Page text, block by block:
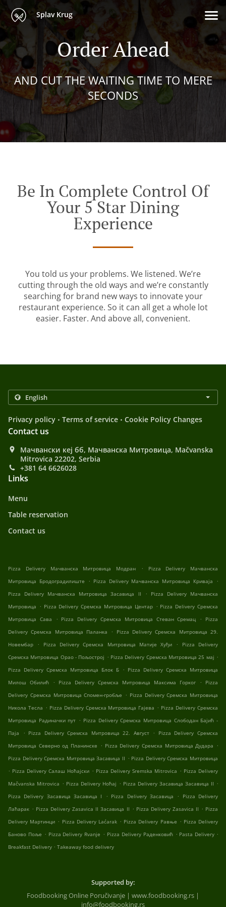
Splav Krug
Order Ahead
AND CUT THE WAITING TIME TO MERE
SECONDS
Be In Complete Control Of
Your 5 Star Dining
Experience
You told us your problems. We listened. We’re
cutting through the old ways and we’re constantly
searching for brand new ways to innovate your
restaurant experience. So it can all get a whole lot
easier. Faster. And above all, convenient.
Privacy policy . Terms of service . Cookie Policy Changes
Contact us
Мачвански кеј бб, Мачванска Митровица, Mačvanska
Mitrovica 22202, Serbia
+381 64 6626028
Links
Menu
Table reservation
Contact us
Pizza Delivery Мачванска Митровица Модран .
Pizza Delivery Мачванска
Митровица Бродоградилиште
. Pizza Delivery Мачванска Митровица Криваја
.
Pizza Delivery Мачванска Митровица Засавица II
.
Pizza Delivery Мачванска
Митровица . Pizza Delivery Сремска Митровица Центар . Pizza Delivery Сремска
Митровица Сава
. Pizza Delivery Сремска Митровица Стеван Сремац .
Pizza
Delivery Сремска Митровица Паланка
.
Pizza Delivery Сремска Митровица 29.
Новембар
. Pizza Delivery Сремска Митровица Матије Хуђи .
Pizza Delivery
Сремска Митровица Орао - Пољострој . Pizza Delivery Сремска Митровица 25 мај .
Pizza Delivery Сремска Митровица Блок Б . Pizza Delivery Сремска Митровица
Милош Обилић
. Pizza Delivery Сремска Митровица Максима Горког .
Pizza
Delivery Сремска Митровица Спомен-гробље . Pizza Delivery Сремска Митровица
Никола Тесла . Pizza Delivery Сремска Митровица Гајева . Pizza Delivery Сремска
Митровица Радиначки пут . Pizza Delivery Сремска Митровица Слободан Бајић -
Паја
. Pizza Delivery Сремска Митровица 22. Август .
Pizza Delivery Сремска
Митровица Северно од Планинске . Pizza Delivery Сремска Митровица Дудара .
Pizza Delivery Сремска Митровица Засавица II . Pizza Delivery Сремска Митровица
. Pizza Delivery Салаш Ноћајски . Pizza Delivery Sremska Mitrovica . Pizza Delivery
Mačvanska Mitrovica . Pizza Delivery Ноћај . Pizza Delivery Засавица Засавица II .
Pizza Delivery Засавица Засавица I
. Pizza Delivery Засавица .
Pizza Delivery
Лаћарак . Pizza Delivery Zasavica II Засавица II . Pizza Delivery Zasavica II . Pizza
Delivery Мартинци . Pizza Delivery Laćarak . Pizza Delivery Равње . Pizza Delivery
Баново Поље . Pizza Delivery Rvanje . Pizza Delivery Раденковић . Pasta Delivery .
Breakfast Delivery . Takeaway food delivery
Supported by:
Foodbooking Online Poručivanje | www.foodbooking.rs |
info@foodbooking.rs